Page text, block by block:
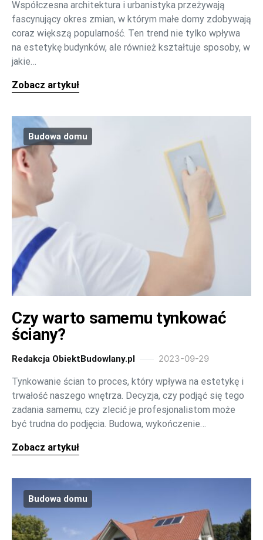
Współczesna architektura i urbanistyka przeżywają
fascynujący okres zmian, w którym małe domy zdobywają
coraz większą popularność. Ten trend nie tylko wpływa
na estetykę budynków, ale również kształtuje sposoby, w
jakie…
Zobacz artykuł
Budowa domu
Czy warto samemu tynkować
ściany?
Redakcja ObiektBudowlany.pl 2023-09-29
Tynkowanie ścian to proces, który wpływa na estetykę i
trwałość naszego wnętrza. Decyzja, czy podjąć się tego
zadania samemu, czy zlecić je profesjonalistom może
być trudna do podjęcia. Budowa, wykończenie…
Zobacz artykuł
Budowa domu